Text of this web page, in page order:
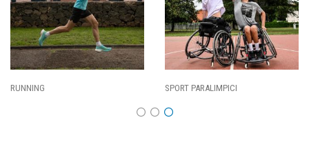
PARALIMPICI CALCIO